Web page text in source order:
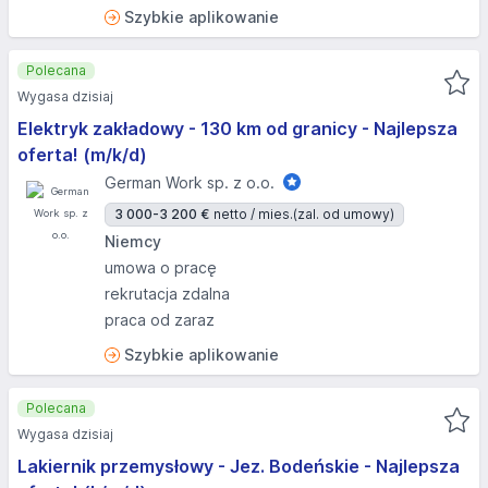
Szybkie aplikowanie
Elektryk zakładowy - 130 km od granicy - Najlepsza
oferta! (m/k/d)
German Work sp. z o.o.
3 000-3 200 € netto / mies.(zal. od umowy)
Niemcy
umowa o pracę
rekrutacja zdalna
praca od zaraz
Szybkie aplikowanie
Polecana
Wygasa dzisiaj
Lakiernik przemysłowy - Jez. Bodeńskie - Najlepsza
Polecana
Wygasa dzisiaj